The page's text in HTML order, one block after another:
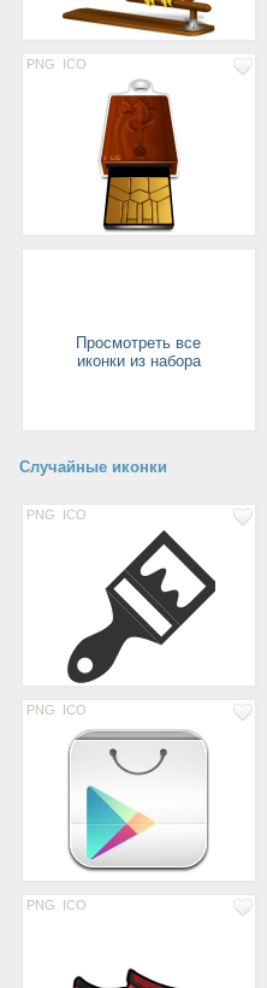
PNG ICO
Просмотреть все
иконки из набора
Случайные иконки
PNG ICO
PNG ICO
PNG ICO